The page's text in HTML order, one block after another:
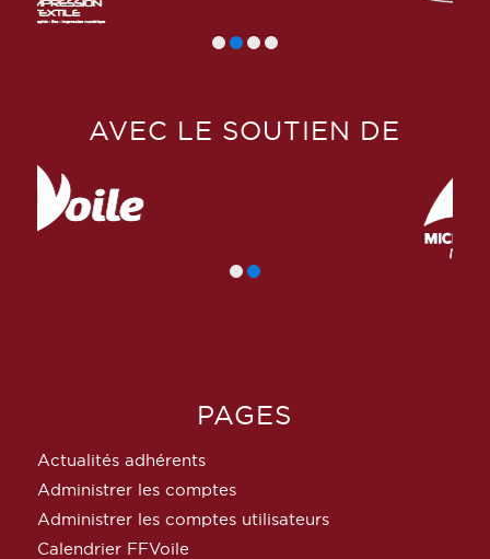
AVEC LE SOUTIEN DE
PAGES
Actualités adhérents
Administrer les comptes
Administrer les comptes utilisateurs
Calendrier FFVoile